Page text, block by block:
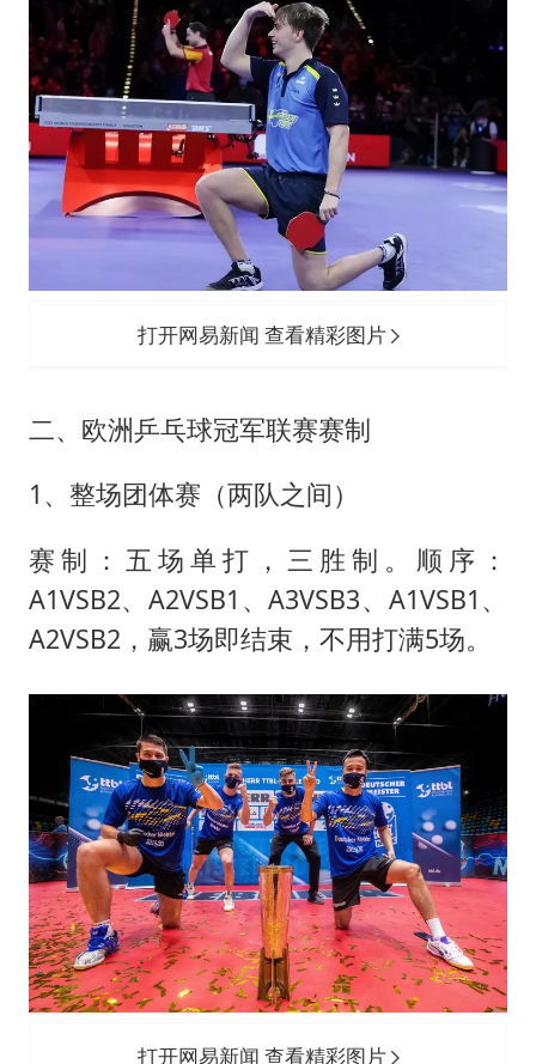
打开网易新闻 查看精彩图片
二、欧洲乒乓球冠军联赛赛制
1、整场团体赛（两队之间）
赛制：五场单打，三胜制。顺序：
A1VSB2、A2VSB1、A3VSB3、A1VSB1、
A2VSB2，赢3场即结束，不用打满5场。
打开网易新闻 查看精彩图片